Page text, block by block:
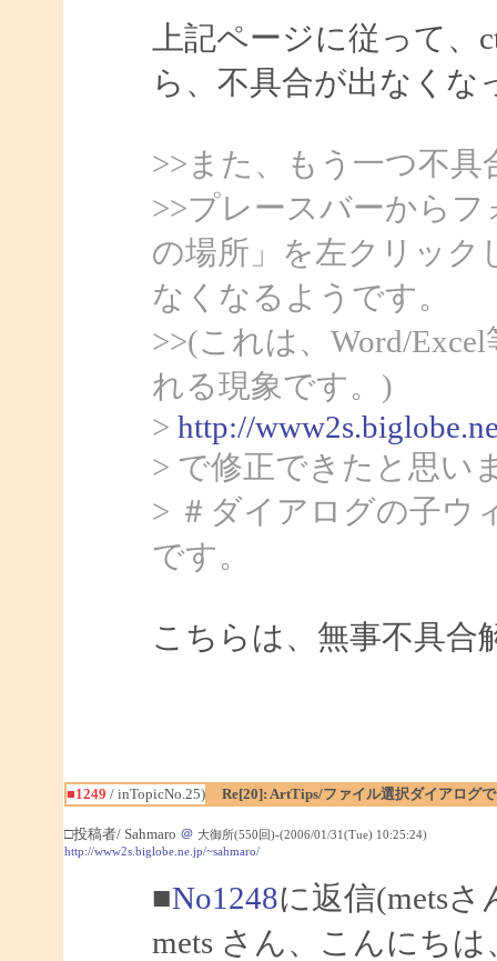
上記ページに従って
ら、不具合が出なくな
>>また、もう一つ不具
>>プレースバーから
の場所」を左クリック
なくなるようです。
>>(これは、Word/
れる現象です。)
> http://
> で修正できたと思い
> ＃ダイアログの子ウ
です。
こちらは、無事不具合
■1249 / inTopicNo.25) Re[20]: ArtTips/ファイル選択ダイアログ
□投稿者/ Sahmaro ＠ 大御所(550回)-(2006/01/31(Tue) 10:25:24)
http://www2s.biglobe.ne.jp/~sahmaro/
■No1248に返信(metsさ
mets さん、こんにちは